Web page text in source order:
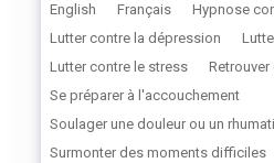
English
Français Hypnose
Lutter contre la dépression
Lutter contre le stress
Se préparer à l'accouchement
Soulager une douleur ou un
Surmonter des moments difficiles